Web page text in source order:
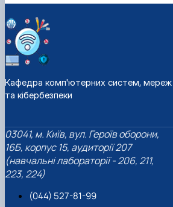
Кафедра комп'ютерних систем, мереж
та кібербезпеки
03041, м. Київ, вул. Героїв оборони,
16Б, корпус 15, аудиторії 207
(навчальні лабораторії - 206, 211,
223, 224)
(044) 527-81-99